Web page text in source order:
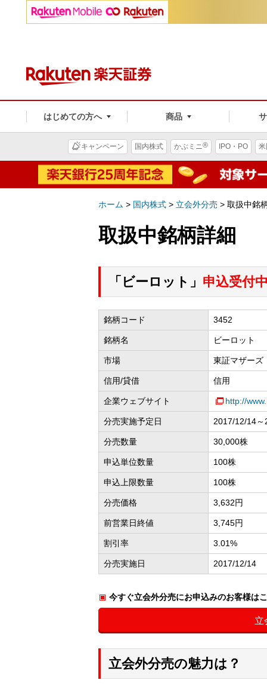
はじめての方へ 商品
キャンペーン 国内株式 かぶミニ® IPO・PO
ホーム > 国内株式 > 立会外分売 > 取扱中銘
取扱中銘柄詳細
「ビーロット」 申込受付
銘柄コード 3452
銘柄名 ビーロット
市場 東証マザーズ
信用/貸借 信用
企業ウェブサイト http://
分売実施予定日 2017/12/14
分売数量 30,000株
申込単位数量 100株
申込上限数量 100株
分売価格 3,632円
前営業日終値 3,745円
割引率 3.01%
分売実施日 2017/12/14
今すぐ立会外分売にお申込みのお客様は
立
立会外分売の魅力は？